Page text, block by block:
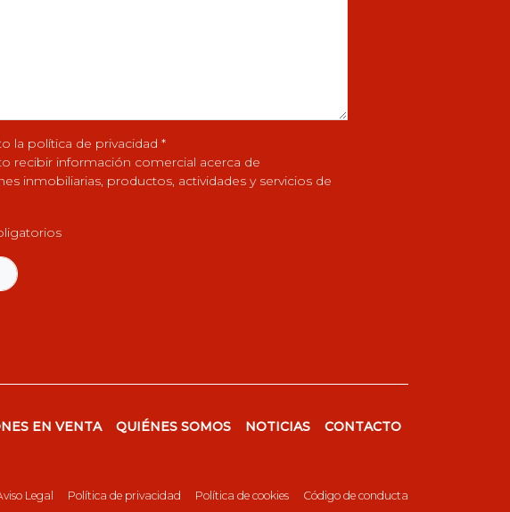
la política de privacidad *
recibir información comercial acerca de
inmobiliarias, productos, actividades y servicios de
EN VENTA QUIÉNES SOMOS NOTICIAS CONTACTO
Legal Política de privacidad Política de cookies Código de conducta